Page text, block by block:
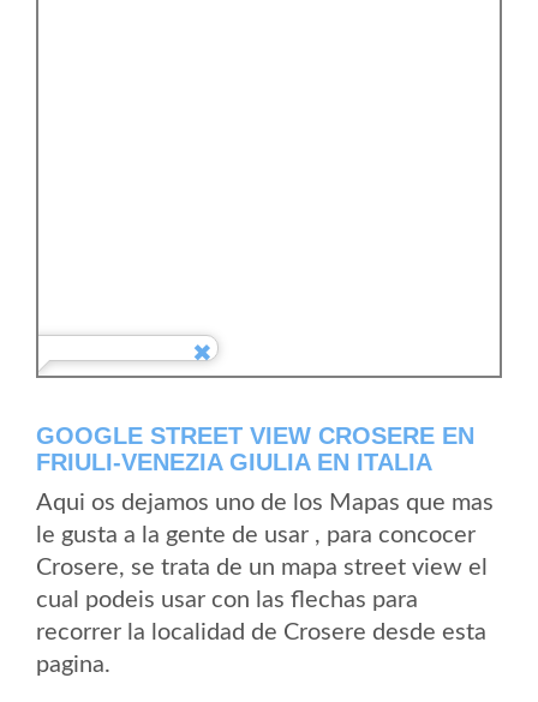
GOOGLE STREET VIEW CROSERE EN
FRIULI-VENEZIA GIULIA EN ITALIA
Aqui os dejamos uno de los Mapas que mas
le gusta a la gente de usar , para concocer
Crosere, se trata de un mapa street view el
cual podeis usar con las flechas para
recorrer la localidad de Crosere desde esta
pagina.